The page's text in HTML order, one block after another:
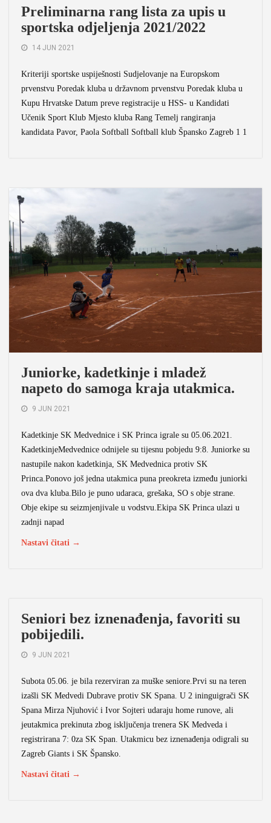
Preliminarna rang lista za upis u
sportska odjeljenja 2021/2022
14 JUN 2021
Kriteriji sportske uspiješnosti Sudjelovanje na Europskom
prvenstvu Poredak kluba u državnom prvenstvu Poredak kluba u
Kupu Hrvatske Datum preve registracije u HSS- u Kandidati
Učenik Sport Klub Mjesto kluba Rang Temelj rangiranja
kandidata Pavor, Paola Softball Softball klub Špansko Zagreb 1 1
Juniorke, kadetkinje i mladež
napeto do samoga kraja utakmica.
9 JUN 2021
Kadetkinje SK Medvednice i SK Princa igrale su 05.06.2021.
KadetkinjeMedvednice odnijele su tijesnu pobjedu 9:8. Juniorke su
nastupile nakon kadetkinja, SK Medvednica protiv SK
Princa.Ponovo još jedna utakmica puna preokreta između juniorki
ova dva kluba.Bilo je puno udaraca, grešaka, SO s obje strane.
Obje ekipe su seizmjenjivale u vodstvu.Ekipa SK Princa ulazi u
zadnji napad
Nastavi čitati →
Seniori bez iznenađenja, favoriti su
pobijedili.
9 JUN 2021
Subota 05.06. je bila rezerviran za muške seniore.Prvi su na teren
izašli SK Medvedi Dubrave protiv SK Spana. U 2 ininguigrači SK
Spana Mirza Njuhović i Ivor Sojteri udaraju home runove, ali
jeutakmica prekinuta zbog isključenja trenera SK Medveda i
registrirana 7: 0za SK Span. Utakmicu bez iznenađenja odigrali su
Zagreb Giants i SK Špansko.
Nastavi čitati →